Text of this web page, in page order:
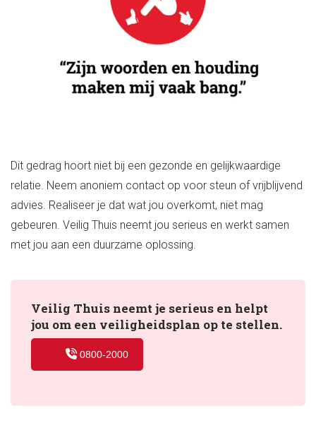
Intimideren
Dreigementen, fysiek of psychisch geweld of andere
vormen van angstwekkend gedrag van je partner.
Dit gedrag hoort niet bij een gezonde en gelijkwaardige
relatie. Neem anoniem contact op voor steun of vrijblijvend
advies. Realiseer je dat wat jou overkomt, niet mag
gebeuren. Veilig Thuis neemt jou serieus en werkt samen
met jou aan een duurzame oplossing.
Veilig Thuis neemt je serieus en helpt
jou om een veiligheidsplan op te stellen.
0800-2000